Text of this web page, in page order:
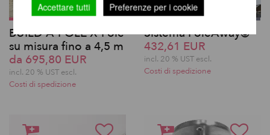
BUILD-A-POLE X-Pole
su misura fino a 4,5 m
da 695,80 EUR
incl. 20 % UST escl.
Costi di spedizione
Sistema PoleAway©
432,61 EUR
incl. 20 % UST escl.
Costi di spedizione
Accettare tutti Preferenze per i cookie